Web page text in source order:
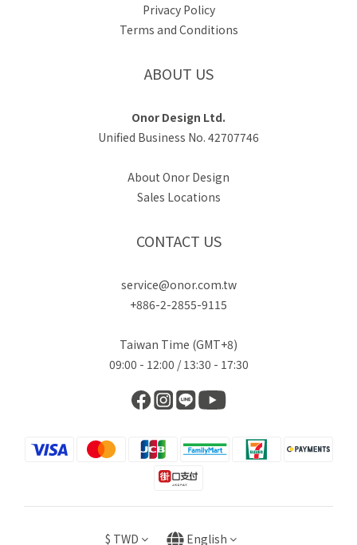
Privacy Policy
Terms and Conditions
ABOUT US
Onor Design Ltd.
Unified Business No. 42707746
About Onor Design
Sales Locations
CONTACT US
service@onor.com.tw
+886-2-2855-9115
Taiwan Time (GMT+8)
09:00 - 12:00 / 13:30 - 17:30
$ TWD English